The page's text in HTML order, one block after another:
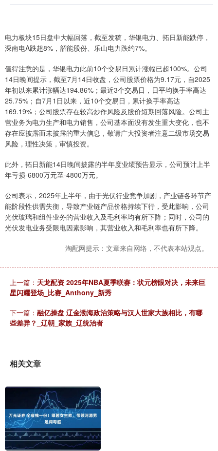
电力板块15日盘中大幅回落，截至发稿，华银电力、拓日新能跌停，
深南电A跌超8%，韶能股份、乐山电力跌约7%。
值得注意的是，华银电力此前10个交易日累计涨幅已超100%。公司
14日晚间提示，截至7月14日收盘，公司股票价格为9.17元，自2025
年初以来累计涨幅达194.86%；最近3个交易日，日平均换手率高达
25.75%；自7月1日以来，近10个交易日，累计换手率高达
169.19%；公司股票存在较高炒作风险及股价短期回落风险。公司主
营业务为电力生产和电力销售，公司基本面没有发生重大变化，也不
存在应披露而未披露的重大信息，敬请广大投资者注意二级市场交易
风险，理性决策，审慎投资。
此外，拓日新能14日晚间披露的半年度业绩预告显示，公司预计上半
年亏损-6800万元至-4800万元。
公司表示，2025年上半年，由于光伏行业竞争加剧，产业链各环节产
能阶段性供需失衡，导致产业链产品价格持续下行，受此影响，公司
光伏玻璃和组件业务的营业收入及毛利率均有所下降；同时，公司的
光伏发电业务受限电因素影响，其营业收入和毛利率也有所下降。
淘配网提示：文章来自网络，不代表本站观点。
上一篇： 天龙配资 2025年NBA夏季联赛：状元榜眼对决，未来巨
星闪耀登场_比赛_Anthony_新秀
下一篇： 融亿操盘 辽金渤海政治策略与汉人世家大族相比，有哪
些差异？_辽朝_家族_辽统治者
相关文章